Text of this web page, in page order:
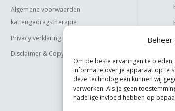
Om de beste ervaringen te
informatie over je apparaat op te
deze technologieën kunnen wij
verwerken. Als je geen
nadelige invloed hebben op
Algemene voorwaarden
kattengedragstherapie
Privacy verklaring
Disclaimer & Copyright